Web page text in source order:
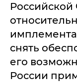
снять
его
России